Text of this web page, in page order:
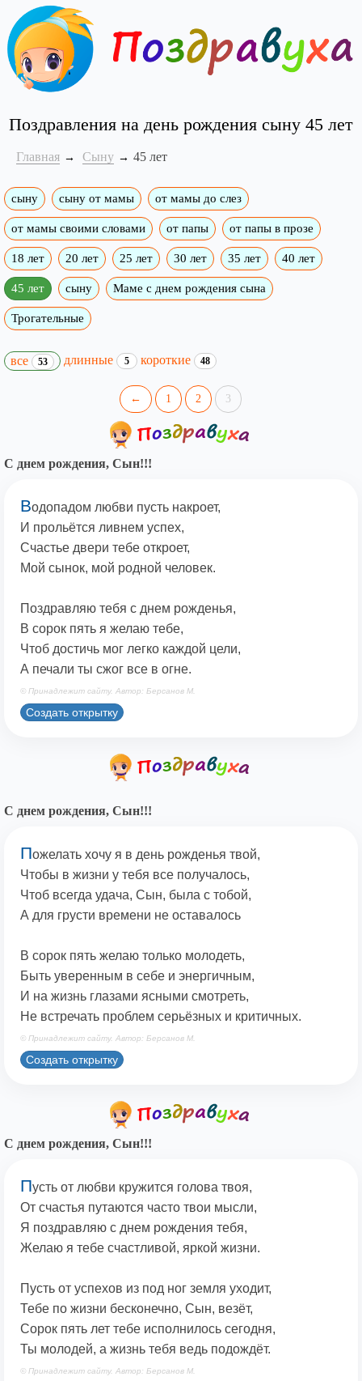
Поздравления на день рождения сыну 45 лет
Главная Сыну 45 лет
сыну сыну от мамы от мамы до слез
от мамы своими словами от папы от папы в прозе
18 лет 20 лет 25 лет 30 лет 35 лет 40 лет
45 лет сыну Маме с днем рождения сына
Трогательные
все 53 длинные 5 короткие 48
← 1 2 3
С днем рождения, Сын!!!
Водопадом любви пусть накроет,
И прольётся ливнем успех,
Счастье двери тебе откроет,
Мой сынок, мой родной человек.
Поздравляю тебя с днем рожденья,
В сорок пять я желаю тебе,
Чтоб достичь мог легко каждой цели,
А печали ты сжог все в огне.
© Принадлежит сайту. Автор: Берсанов М.
Создать открытку
С днем рождения, Сын!!!
Пожелать хочу я в день рожденья твой,
Чтобы в жизни у тебя все получалось,
Чтоб всегда удача, Сын, была с тобой,
А для грусти времени не оставалось
В сорок пять желаю только молодеть,
Быть уверенным в себе и энергичным,
И на жизнь глазами ясными смотреть,
Не встречать проблем серьёзных и критичных.
© Принадлежит сайту. Автор: Берсанов М.
Создать открытку
С днем рождения, Сын!!!
Пусть от любви кружится голова твоя,
От счастья путаются часто твои мысли,
Я поздравляю с днем рождения тебя,
Желаю я тебе счастливой, яркой жизни.
Пусть от успехов из под ног земля уходит,
Тебе по жизни бесконечно, Сын, везёт,
Сорок пять лет тебе исполнилось сегодня,
Ты молодей, а жизнь тебя ведь подождёт.
© Принадлежит сайту. Автор: Берсанов М.